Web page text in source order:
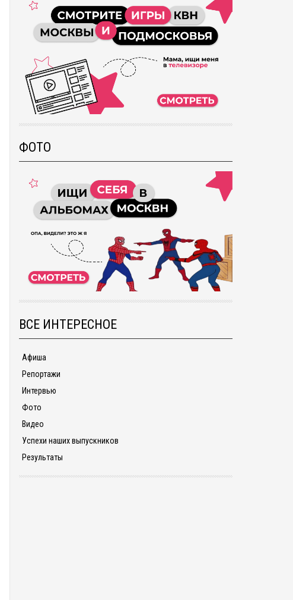
ФОТО
ВСЕ ИНТЕРЕСНОЕ
Афиша
Репортажи
Интервью
Фото
Видео
Успехи наших выпускников
Результаты